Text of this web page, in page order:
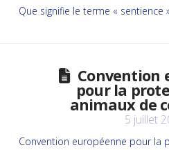
Que signifie le terme « sentience
Convention
pour la
animaux de
5 juillet
Convention européenne pour la